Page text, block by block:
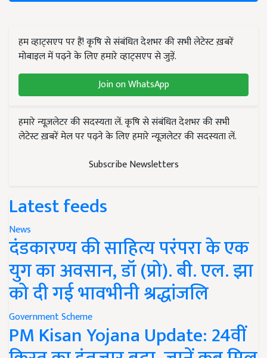
हम व्हाट्सएप पर हैं! कृषि से संबंधित देशभर की सभी लेटेस्ट ख़बरें
मोबाइल में पढ़ने के लिए हमारे व्हाट्सएप से जुड़ें.
Join on WhatsApp
हमारे न्यूज़लेटर की सदस्यता लें. कृषि से संबंधित देशभर की सभी
लेटेस्ट ख़बरें मेल पर पढ़ने के लिए हमारे न्यूज़लेटर की सदस्यता लें.
Subscribe Newsletters
Latest feeds
News
दंडकारण्य की साहित्य परंपरा के एक
युग का अवसान, डॉ (प्रो). बी. एल. झा
को दी गई भावभीनी श्रद्धांजलि
Government Scheme
PM Kisan Yojana Update: 24वीं